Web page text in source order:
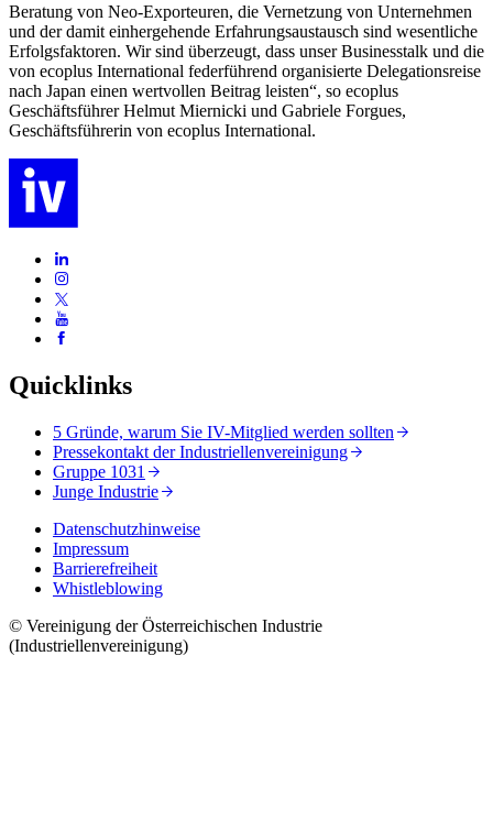
Beratung von Neo-Exporteuren, die Vernetzung von Unternehmen
und der damit einhergehende Erfahrungsaustausch sind wesentliche
Erfolgsfaktoren. Wir sind überzeugt, dass unser Businesstalk und die
von ecoplus International federführend organisierte Delegationsreise
nach Japan einen wertvollen Beitrag leisten“, so ecoplus
Geschäftsführer Helmut Miernicki und Gabriele Forgues,
Geschäftsführerin von ecoplus International.
Quicklinks
5 Gründe, warum Sie IV-Mitglied werden sollten
Pressekontakt der Industriellenvereinigung
Gruppe 1031
Junge Industrie
Datenschutzhinweise
Impressum
Barrierefreiheit
Whistleblowing
© Vereinigung der Österreichischen Industrie
(Industriellenvereinigung)